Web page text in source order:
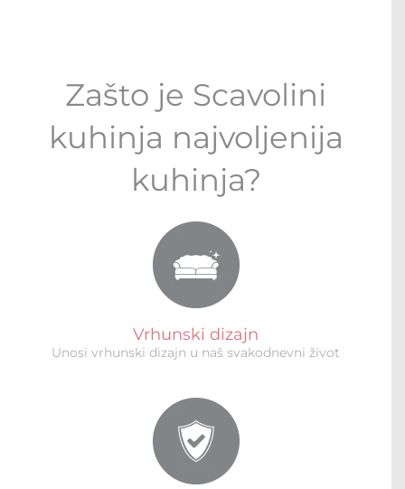
Zašto je Scavolini
kuhinja najvoljenija
kuhinja?
Vrhunski dizajn
Unosi vrhunski dizajn u naš svakodnevni život